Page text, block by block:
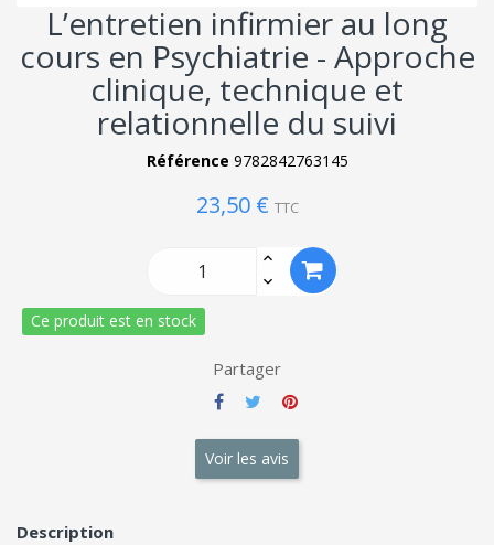
L’entretien infirmier au long
cours en Psychiatrie - Approche
clinique, technique et
relationnelle du suivi
Référence 9782842763145
23,50 € TTC
Ce produit est en stock
Partager
Voir les avis
Description